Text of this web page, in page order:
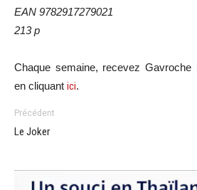
EAN 9782917279021
213 p
Chaque semaine, recevez Gavroche
en cliquant ici.
Précédent
Le Joker